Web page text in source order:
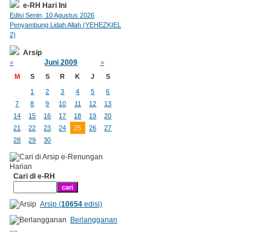
e-RH Hari Ini
Edisi Senin, 10 Agustus 2026
Penyambung Lidah Allah (YEHEZKIEL
2)
Arsip
< Juni 2009
>
M
S S R K J S
1 2 3 4 5
6
7
8 9 10 11 12
13
14
15 16 17 18 19
20
21
22 23 24 25 26
27
28
29 30
Cari di e-RH
Arsip (10654edisi)
Berlangganan